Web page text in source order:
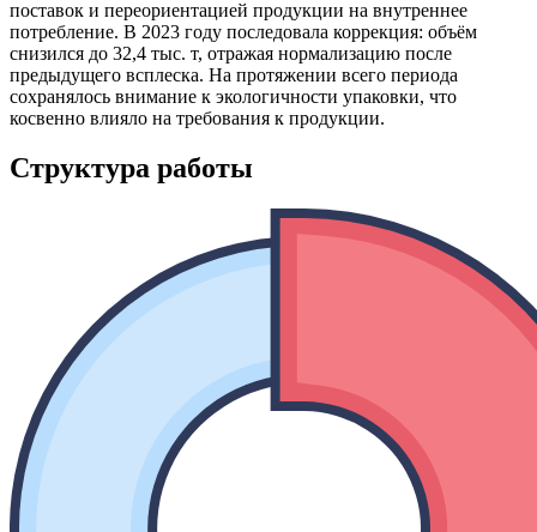
поставок и переориентацией продукции на внутреннее
потребление. В 2023 году последовала коррекция: объём
снизился до 32,4 тыс. т, отражая нормализацию после
предыдущего всплеска. На протяжении всего периода
сохранялось внимание к экологичности упаковки, что
косвенно влияло на требования к продукции.
Структура работы